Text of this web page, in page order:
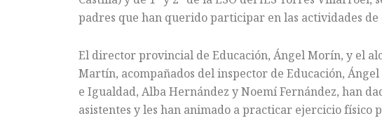
padres que han querido participar en las actividades
El director provincial de Educación, Ángel Morín, y el
Martín, acompañados del inspector de Educación,
e Igualdad, Alba Hernández y Noemí Fernández, han
asistentes y les han animado a practicar ejercicio físico